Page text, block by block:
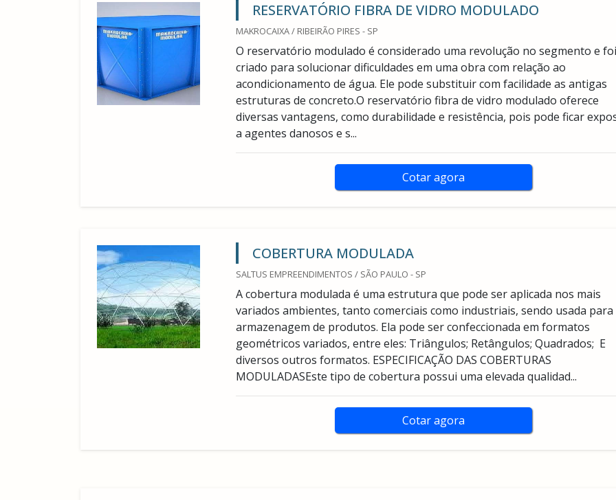
RESERVATÓRIO FIBRA DE VIDRO MODULADO
MAKROCAIXA / RIBEIRÃO PIRES - SP
O reservatório modulado é considerado uma revolução no segmento e foi
criado para solucionar dificuldades em uma obra com relação ao
acondicionamento de água. Ele pode substituir com facilidade as antigas
estruturas de concreto.O reservatório fibra de vidro modulado oferece
diversas vantagens, como durabilidade e resistência, pois pode ficar
a agentes danosos e s...
Cotar agora
COBERTURA MODULADA
SALTUS EMPREENDIMENTOS / SÃO PAULO - SP
A cobertura modulada é uma estrutura que pode ser aplicada nos mais
variados ambientes, tanto comerciais como industriais, sendo usada para
armazenagem de produtos. Ela pode ser confeccionada em formatos
geométricos variados, entre eles: Triângulos; Retângulos; Quadrados; E
diversos outros formatos. ESPECIFICAÇÃO DAS COBERTURAS
MODULADASEste tipo de cobertura possui uma elevada qualidad...
Cotar agora